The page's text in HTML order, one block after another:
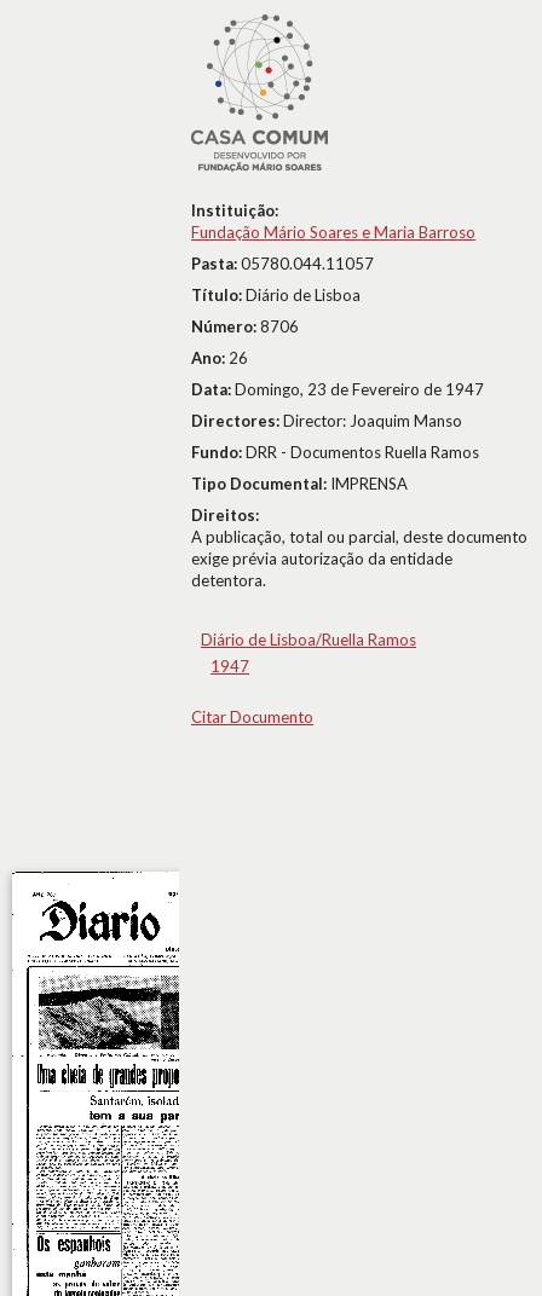
Instituição:
Fundação Mário Soares e Maria Barroso
Pasta:05780.044.11057
Título:Diário de Lisboa
Número:8706
Ano: 26
Data:Domingo, 23 de Fevereiro de 1947
Directores:Director: Joaquim Manso
Fundo:DRR - Documentos Ruella Ramos
Tipo Documental: IMPRENSA
Direitos:
A publicação, total ou parcial, deste documento
exige prévia autorização da entidade
detentora.
Diário de Lisboa/Ruella Ramos
1947
Citar Documento